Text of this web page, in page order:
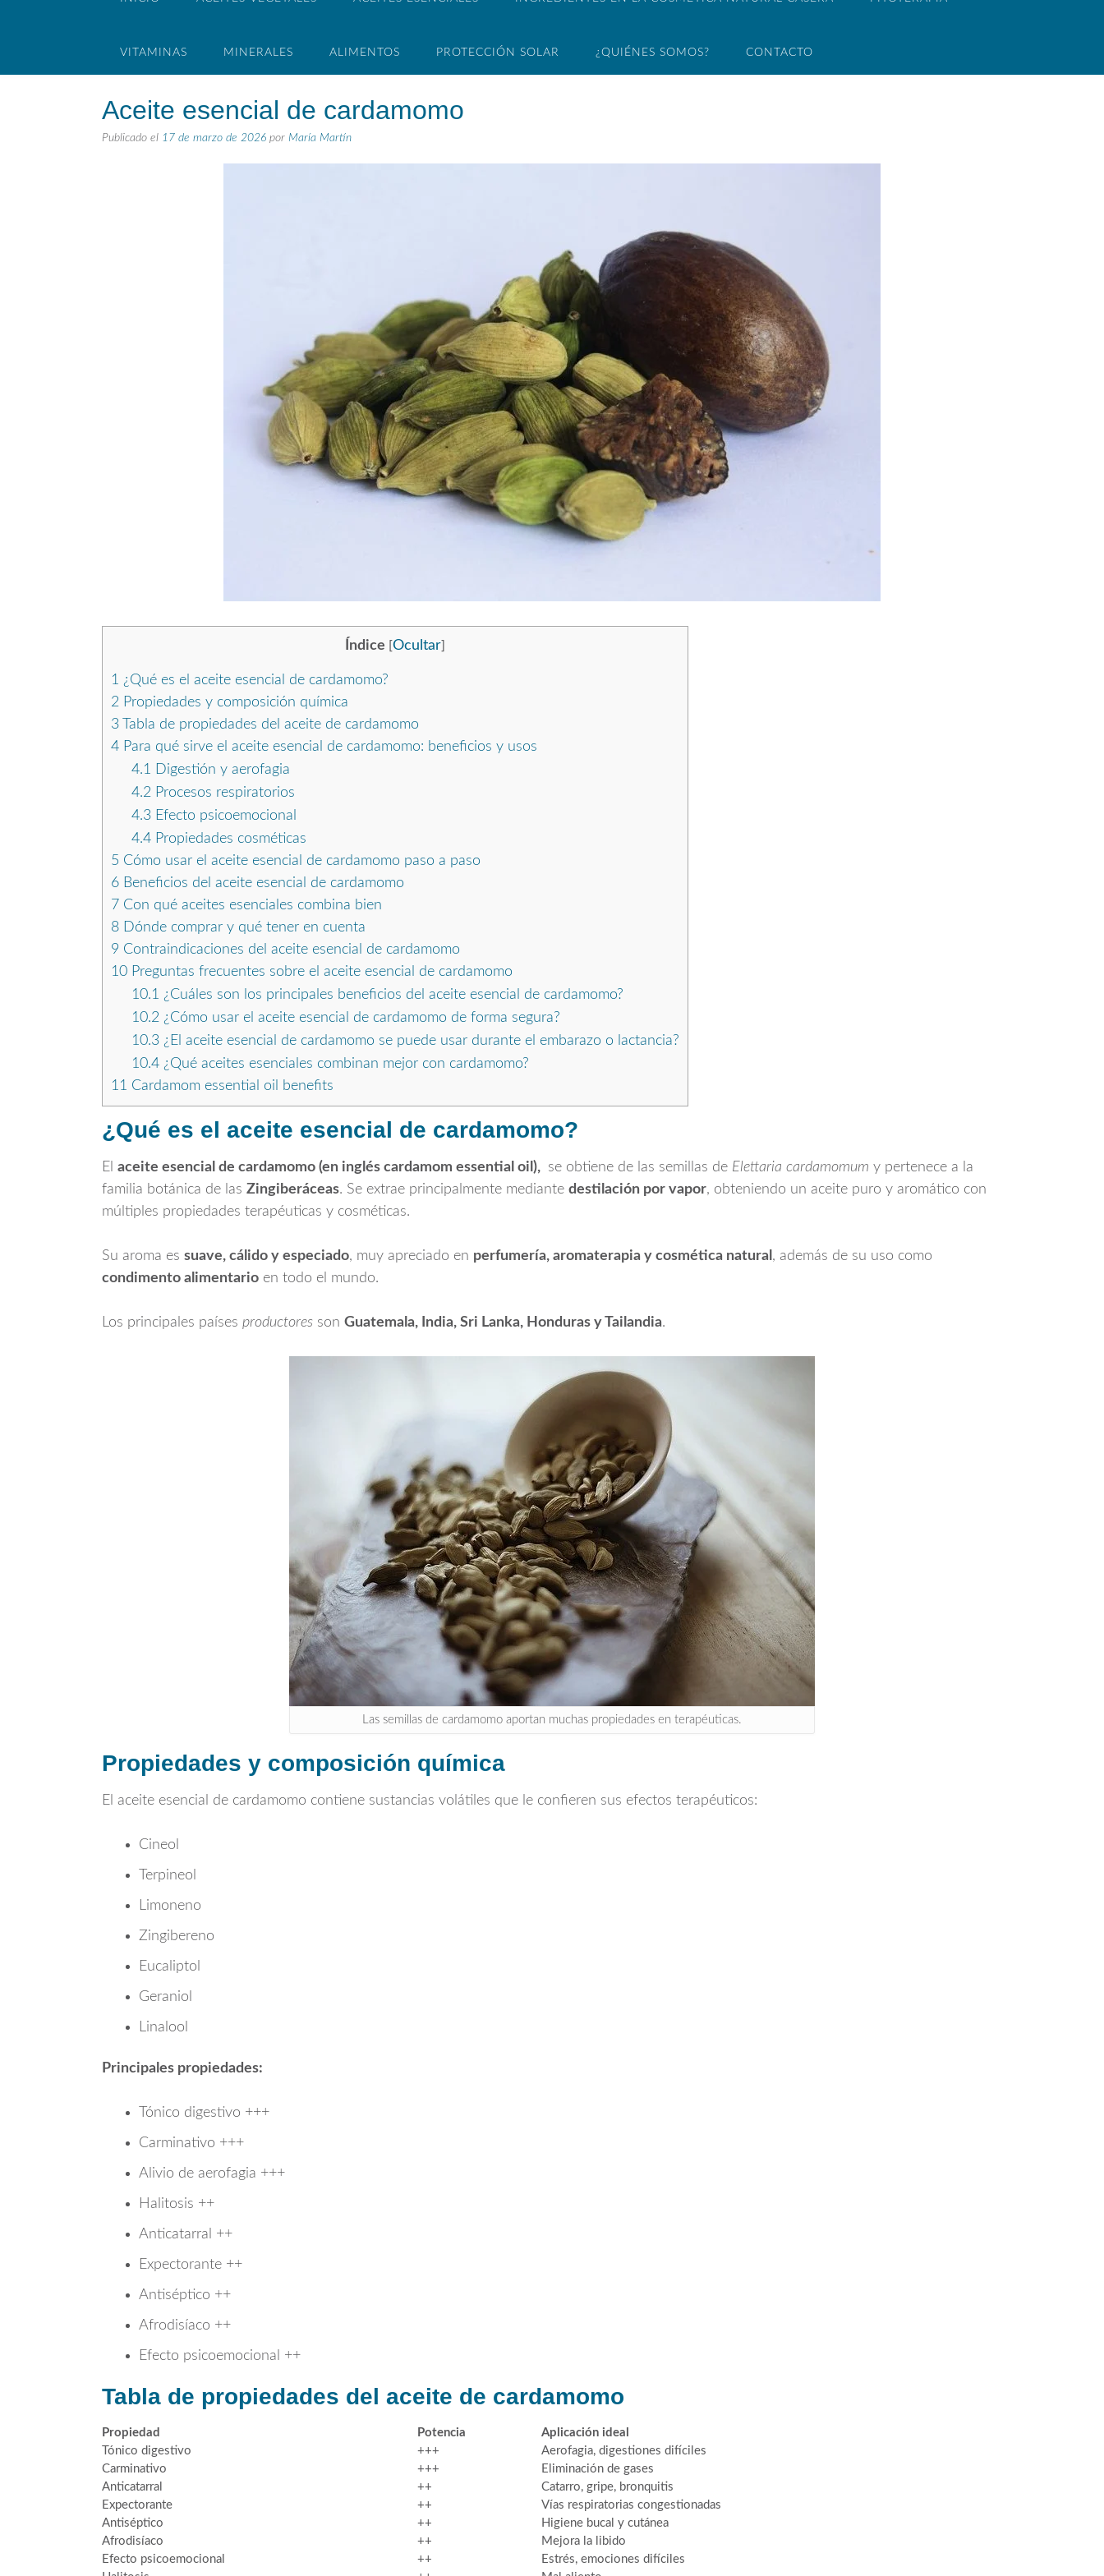
VITAMINAS MINERALES ALIMENTOS PROTECCIÓN SOLAR ¿QUIÉNES SOMOS? CONTACTO
Aceite esencial de cardamomo
Publicado el 17 de marzo de 2026 por María Martín
Índice [Ocultar]
1 ¿Qué es el aceite esencial de cardamomo?
2 Propiedades y composición química
3 Tabla de propiedades del aceite de cardamomo
4 Para qué sirve el aceite esencial de cardamomo: beneficios y usos
4.1
Digestión y aerofagia
4.2 Procesos respiratorios
4.3Efecto psicoemocional
4.4Propiedades cosméticas
5 Cómo usar el aceite esencial de cardamomo paso a paso
6 Beneficios del aceite esencial de cardamomo
7 Con qué aceites esenciales combina bien
8 Dónde comprar y qué tener en cuenta
9 Contraindicaciones del aceite esencial de cardamomo
10 Preguntas frecuentes sobre el aceite esencial de cardamomo
10.1 ¿Cuáles son los principales beneficios del aceite esencial de cardamomo?
10.2 ¿Cómo usar el aceite esencial de cardamomo de forma segura?
10.3¿El aceite esencial de cardamomo se puede usar durante el embarazo o lactancia?
10.4¿Qué aceites esenciales combinan mejor con cardamomo?
11 Cardamom essential oil benefits
¿Qué es el aceite esencial de cardamomo?
El aceite esencial de cardamomo (en inglés cardamom essential oil), se obtiene de las semillas de Elettaria cardamomum y pertenece a la
familia botánica de las Zingiberáceas. Se extrae principalmente mediante destilación por vapor, obteniendo un aceite puro y aromático con
múltiples propiedades terapéuticas y cosméticas.
Su aroma es suave, cálido y especiado, muy apreciado en perfumería, aromaterapia y cosmética natural , además de su uso como
condimento alimentario en todo el mundo.
Los principales países productores son Guatemala, India, Sri Lanka, Honduras y Tailandia.
Las semillas de cardamomo aportan muchas propiedades en terapéuticas.
Propiedades y composición química
El aceite esencial de cardamomo contiene sustancias volátiles que le confieren sus efectos terapéuticos:
Cineol
Terpineol
Limoneno
Zingibereno
Eucaliptol
Geraniol
Linalool
Principales propiedades:
Tónico digestivo +++
Carminativo +++
Alivio de aerofagia +++
Halitosis ++
Anticatarral ++
Expectorante ++
Antiséptico ++
Afrodisíaco ++
Efecto psicoemocional ++
Tabla de propiedades del aceite de cardamomo
Propiedad Potencia
Aplicación ideal
Tónico digestivo
+++
Aerofagia, digestiones difíciles
Carminativo
+++
Eliminación de gases
Anticatarral
++
Catarro, gripe, bronquitis
Expectorante
++
Vías respiratorias congestionadas
Antiséptico
++
Higiene bucal y cutánea
Afrodisíaco
++
Mejora la libido
Efecto psicoemocional
++
Estrés, emociones difíciles